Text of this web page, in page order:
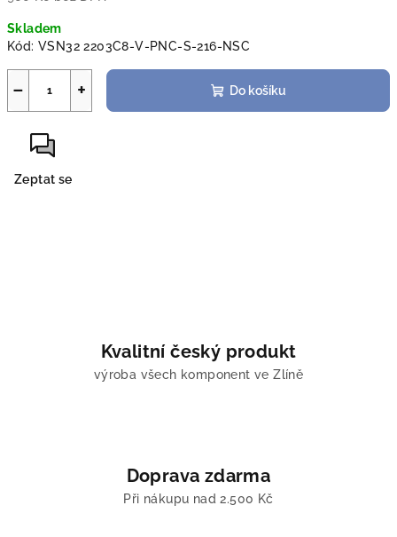
cena:
Skladem
Kód: VSN32 2203C8-V-PNC-S-216-NSC
+
− Do košíku
Zeptat se
Kvalitní český produkt
výroba všech komponent ve Zlíně
Doprava zdarma
Při nákupu nad 2.500 Kč